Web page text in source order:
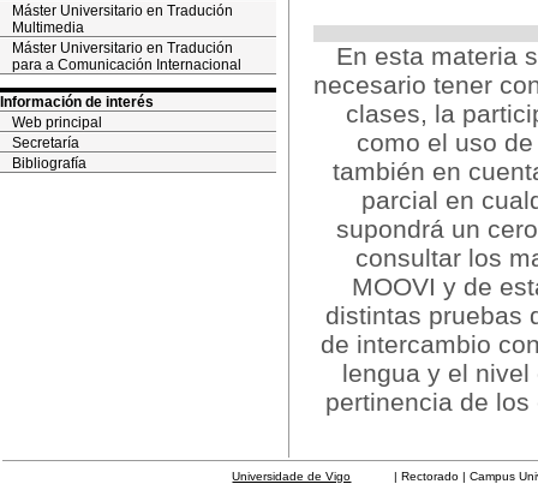
Máster Universitario en Tradución
Multimedia
Máster Universitario en Tradución
para a Comunicación Internacional
Información de interés
Web principal
Secretaría
Bibliografía
En esta materia
necesario tener
clases, la
como el uso
también en
parcial en
supondrá un
consultar los
MOOVI y de
distintas pruebas
de intercambio
lengua y el
pertinencia de
Universidade de Vigo | Rectorado | Campus